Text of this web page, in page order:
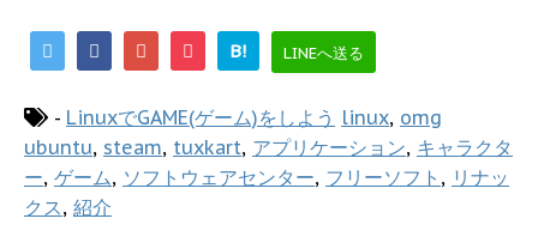
B! LINEへ送る
- LinuxでGAME(ゲーム)をしよう linux, omg
ubuntu, steam, tuxkart, アプリケーション, キャラクタ
ー, ゲーム, ソフトウェアセンター, フリーソフト , リナッ
クス , 紹介